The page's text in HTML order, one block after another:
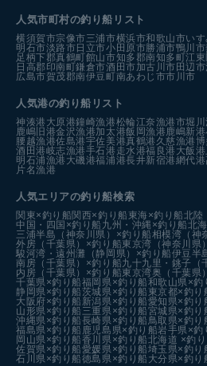
人気市町村の釣り船リスト
横須賀市宗像市三浦市横浜市和歌山市い
明石市淡路市 日立市小田原市勝浦市鴨川市
足柄下郡真鶴町館山市知多郡南知多町江
日高郡印南町鎌倉市酒田市加古川市 田辺市
広島市賀茂郡南伊豆町南あわじ市市川市
人気港の釣り船リスト
神湊港 大原港鐘崎漁港松輪江奈漁港市堀
鹿嶋旧港金沢漁港加太港飯岡漁港鹿嶋新港
腰越漁港佐島港宇佐美港真鶴港 久慈漁港
酒田港岐志漁港手石港 走水港福良港 大飯港
明石浦漁港 大磯港福浦港長井新宿港網代港
片名漁港
人気エリアの釣り船検索
関東×釣り船関西×釣り船 東海×釣り船北陸
中国・四国×釣り船 九州・沖縄×釣り船北
三浦半島（神奈川県）×釣り船相模湾（神
外房（千葉県）×釣り船東京湾（神奈川県
駿河湾・遠州灘（静岡県）×釣り船伊豆半
南房（千葉県）×釣り船九十九里・銚子（
内房（千葉県）×釣り船東京湾奥（千葉県
千葉県×釣り船福岡県×釣り船和歌山県×釣
静岡県×釣り船茨城県×釣り船 東京都×釣り
大阪府×釣り船 新潟県×釣り船愛知県×釣り
山形県×釣り船 三重県×釣り船宮城県×釣り
沖縄県×釣り船長崎県×釣り船鳥取県×釣り
福島県×釣り船 鹿児島県×釣り船岩手県×釣
岡山県×釣り船香川県×釣り船北海道 ×釣
佐賀県×釣り船愛媛県×釣り船埼玉県×釣り
石川県×釣り船徳島県×釣り船 大分県×釣り